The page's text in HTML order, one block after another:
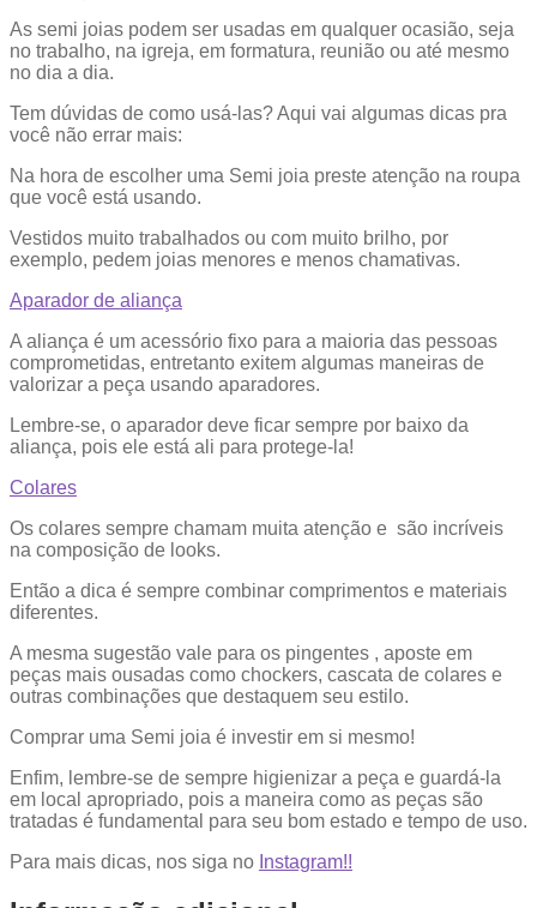
As semi joias podem ser usadas em qualquer ocasião, seja
no trabalho, na igreja, em formatura, reunião ou até mesmo
no dia a dia.
Tem dúvidas de como usá-las? Aqui vai algumas dicas pra
você não errar mais:
Na hora de escolher uma Semi joia preste atenção na roupa
que você está usando.
Vestidos muito trabalhados ou com muito brilho, por
exemplo, pedem joias menores e menos chamativas.
Aparador de aliança
A aliança é um acessório fixo para a maioria das pessoas
comprometidas, entretanto exitem algumas maneiras de
valorizar a peça usando aparadores.
Lembre-se, o aparador deve ficar sempre por baixo da
aliança, pois ele está ali para protege-la!
Colares
Os colares sempre chamam muita atenção e são incríveis
na composição de looks.
Então a dica é sempre combinar comprimentos e materiais
diferentes.
A mesma sugestão vale para os pingentes , aposte em
peças mais ousadas como chockers, cascata de colares e
outras combinações que destaquem seu estilo.
Comprar uma Semi joia é investir em si mesmo!
Enfim, lembre-se de sempre higienizar a peça e guardá-la
em local apropriado, pois a maneira como as peças são
tratadas é fundamental para seu bom estado e tempo de uso.
Para mais dicas, nos siga no Instagram!!